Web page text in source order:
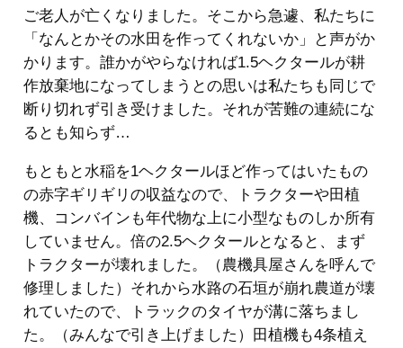
ご老人が亡くなりました。そこから急遽、私たちに
「なんとかその水田を作ってくれないか」と声がか
かります。誰かがやらなければ1.5ヘクタールが耕
作放棄地になってしまうとの思いは私たちも同じで
断り切れず引き受けました。それが苦難の連続にな
るとも知らず…
もともと水稲を1ヘクタールほど作ってはいたもの
の赤字ギリギリの収益なので、トラクターや田植
機、コンバインも年代物な上に小型なものしか所有
していません。倍の2.5ヘクタールとなると、まず
トラクターが壊れました。（農機具屋さんを呼んで
修理しました）それから水路の石垣が崩れ農道が壊
れていたので、トラックのタイヤが溝に落ちまし
た。（みんなで引き上げました）田植機も4条植え